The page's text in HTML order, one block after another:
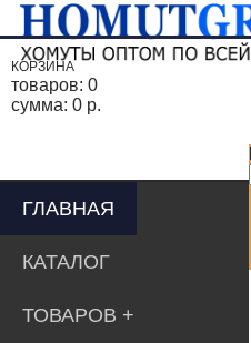
КОРЗИНА
товаров: 0
сумма: 0 р.
ГЛАВНАЯ
КАТАЛОГ
ТОВАРОВ